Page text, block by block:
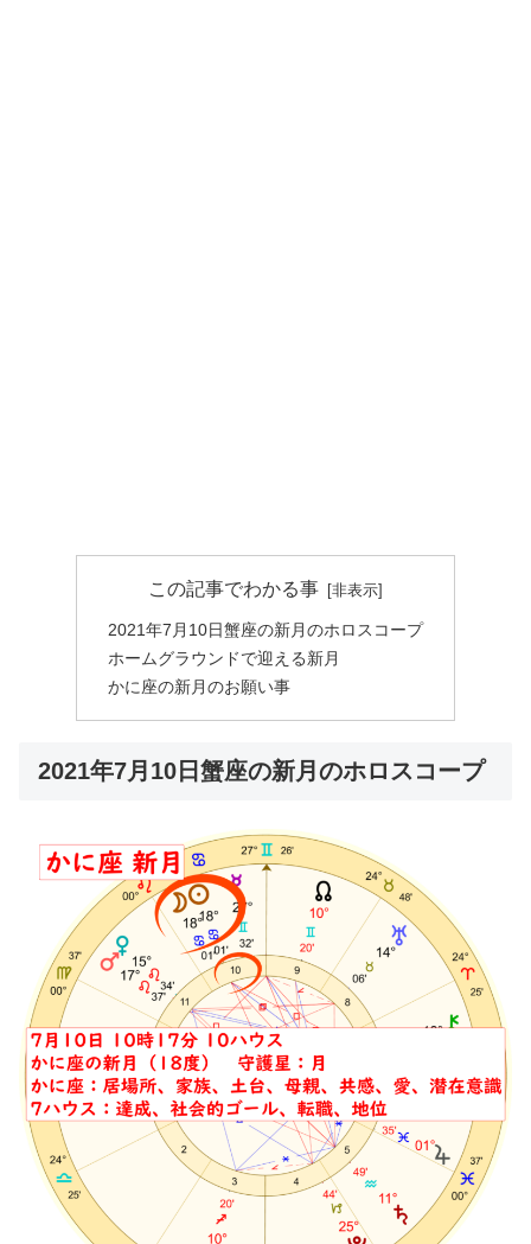
この記事でわかる事
2021年7月10日蟹座の新月のホロスコープ
ホームグラウンドで迎える新月
かに座の新月のお願い事
2021年7月10日蟹座の新月のホロスコープ